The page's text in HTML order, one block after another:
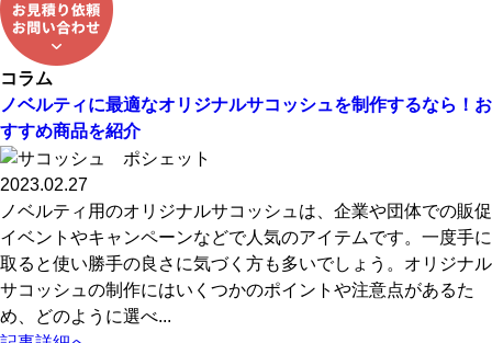
コラム
ノベルティに最適なオリジナルサコッシュを制作するなら！お
すすめ商品を紹介
2023.02.27
ノベルティ用のオリジナルサコッシュは、企業や団体での販促
イベントやキャンペーンなどで人気のアイテムです。一度手に
取ると使い勝手の良さに気づく方も多いでしょう。オリジナル
サコッシュの制作にはいくつかのポイントや注意点があるた
め、どのように選べ...